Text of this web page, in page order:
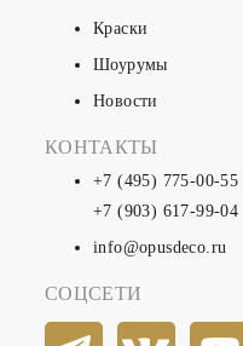
Краски
Шоурумы
Новости
КОНТАКТЫ
+7 (495) 775-00-55
+7 (903) 617-99-04
info@opusdeco.ru
СОЦСЕТИ